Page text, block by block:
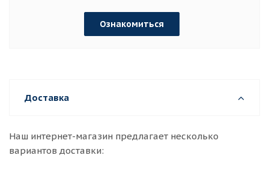
Ознакомиться
Доставка
Наш интернет-магазин предлагает несколько
вариантов доставки: